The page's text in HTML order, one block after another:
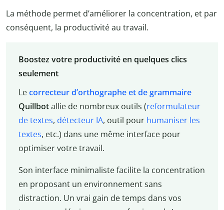
La méthode permet d’améliorer la concentration, et par
conséquent, la productivité au travail.
Boostez votre productivité en quelques clics
seulement
Lecorrecteur d’orthographe et de grammaire
Quillbotallie de nombreux outils (reformulateur
de textes, détecteur IA, outil pour humaniser les
textes, etc.) dans une même interface pour
optimiser votre travail.
Son interface minimaliste facilite la concentration
en proposant un environnement sans
distraction. Un vrai gain de temps dans vos